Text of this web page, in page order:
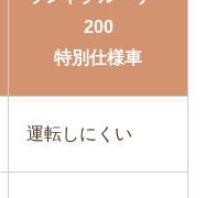
200
特別仕様車
運転しにくい